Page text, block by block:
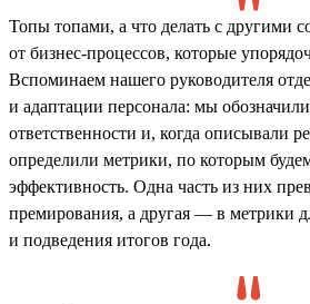
Топы топами, а что делать с другими
от бизнес-процессов, которые
Вспоминаем нашего руководителя
и адаптации персонала: мы
ответственности и, когда описывали
определили метрики, по которым
эффективность. Одна часть из них
премирования, а другая — в метрики
и подведения итогов года.